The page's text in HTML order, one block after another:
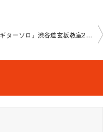
「ギターソロ」渋谷道玄坂教室2023-04-16-­no0037-­1086